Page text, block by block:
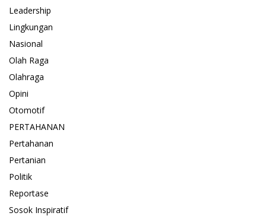
Leadership
Lingkungan
Nasional
Olah Raga
Olahraga
Opini
Otomotif
PERTAHANAN
Pertahanan
Pertanian
Politik
Reportase
Sosok Inspiratif